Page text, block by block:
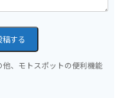
する
、モトスポットの便利機能